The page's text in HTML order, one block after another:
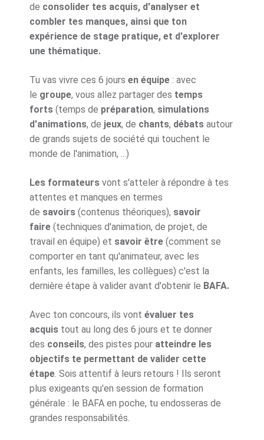
de consolider tes acquis, d'analyser et
combler tes manques, ainsi que ton
expérience de stage pratique, et d'explorer
une thématique.
Tu vas vivre ces 6 jours en équipe : avec
le groupe, vous allez partager des temps
forts (temps de préparation, simulations
d'animations, de jeux, de chants, débats autour
de grands sujets de société qui touchent le
monde de l'animation, ...)
Les formateurs vont s'atteler à répondre à tes
attentes et manques en termes
de savoirs (contenus théoriques), savoir
faire (techniques d'animation, de projet, de
travail en équipe) et savoir être (comment se
comporter en tant qu'animateur, avec les
enfants, les familles, les collègues) c'est la
dernière étape à valider avant d'obtenir le BAFA.
Avec ton concours, ils vont évaluer tes
acquis tout au long des 6 jours et te donner
des conseils, des pistes pour atteindre les
objectifs te permettant de valider cette
étape . Sois attentif à leurs retours ! Ils seront
plus exigeants qu'en session de formation
générale : le BAFA en poche, tu endosseras de
grandes responsabilités.